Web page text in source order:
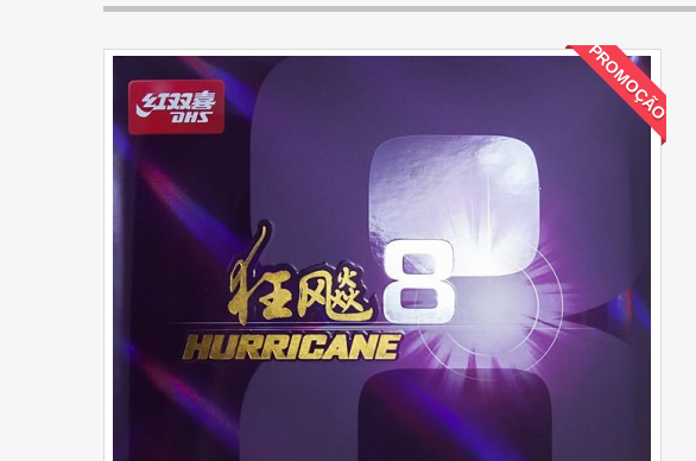
PROMOÇÃO